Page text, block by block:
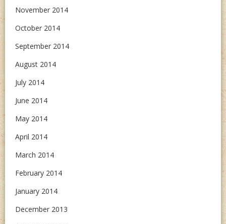
November 2014
October 2014
September 2014
August 2014
July 2014
June 2014
May 2014
April 2014
March 2014
February 2014
January 2014
December 2013